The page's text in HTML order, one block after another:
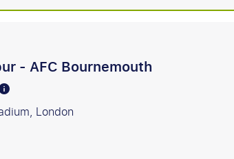
- AFC Bournemouth
London